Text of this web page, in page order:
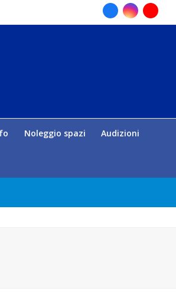
FacebookInstagram
Noleggio spazi Audizioni